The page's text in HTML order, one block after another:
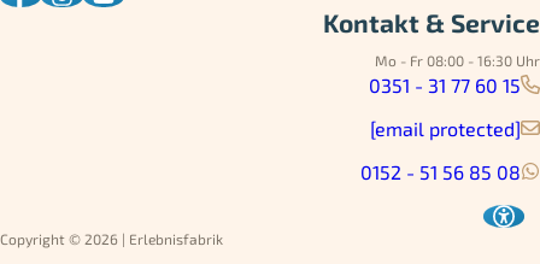
Kontakt & Service
Mo - Fr 08:00 - 16:30 Uhr
0351 - 31 77 60 15
[email protected]
0152 - 51 56 85 08
Copyright © 2026 | Erlebnisfabrik